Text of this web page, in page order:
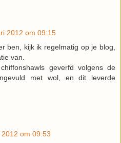
2012 om 09:15
ben, kijk ik regelmatig op je blog,
van.
geverfd volgens de
met wol, en dit leverde
om 09:53